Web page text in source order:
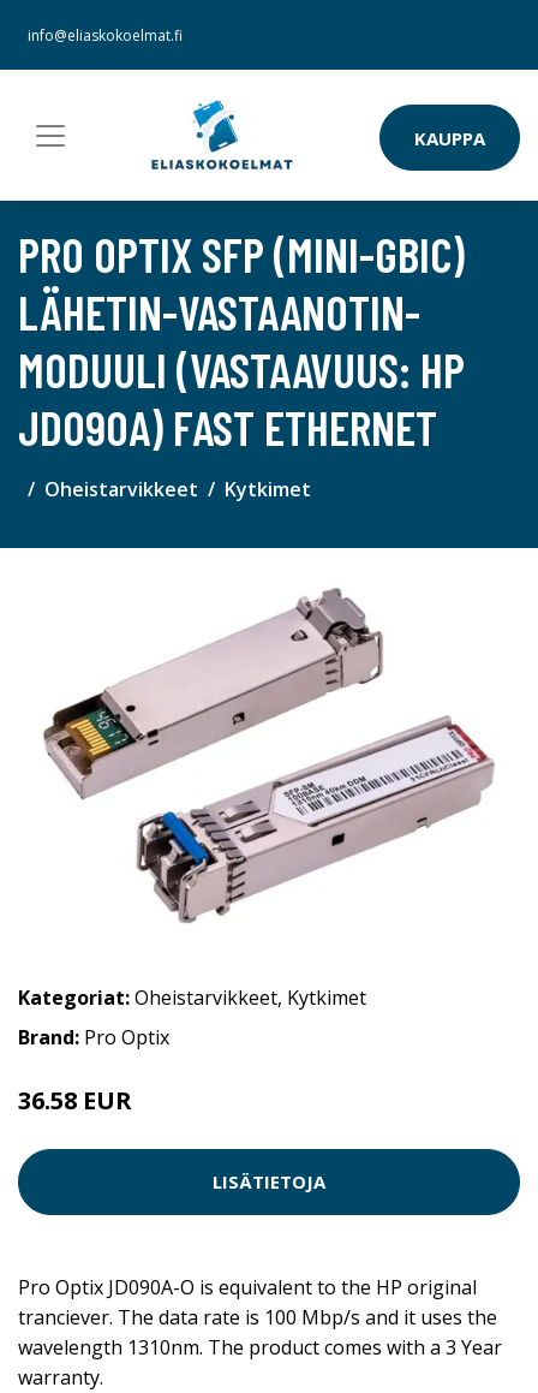
info@eliaskokoelmat.fi
KAUPPA
PRO OPTIX SFP (MINI-GBIC)
LÄHETIN-VASTAANOTIN-
MODUULI (VASTAAVUUS: HP
JD090A) FAST ETHERNET
Oheistarvikkeet Kytkimet
Kategoriat:Oheistarvikkeet, Kytkimet
Brand: Pro Optix
36.58 EUR
LISÄTIETOJA
Pro Optix JD090A-O is equivalent to the HP original
tranciever. The data rate is 100 Mbp/s and it uses the
wavelength 1310nm. The product comes with a 3 Year
warranty.